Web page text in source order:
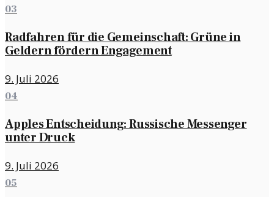
03
Radfahren für die Gemeinschaft: Grüne in
Geldern fördern Engagement
9. Juli 2026
04
Apples Entscheidung: Russische Messenger
unter Druck
9. Juli 2026
05